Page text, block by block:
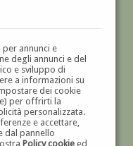
annunci e
degli annunci e del
e sviluppo di
a informazioni su
dei cookie
per offrirti la
personalizzata.
e accettare,
dal pannello
Policy cookieed
'800 E '900